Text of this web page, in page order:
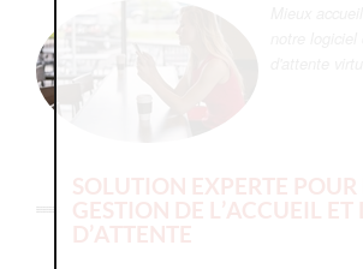
Mieux
notre
SOLUTION EXPERTE POUR
GESTION DE L’ACCUEIL ET
D’ATTENTE